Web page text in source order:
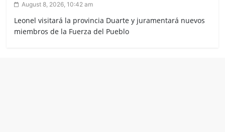
August 8, 2026, 10:42 am
Leonel visitará la provincia Duarte y juramentará nuevos
miembros de la Fuerza del Pueblo